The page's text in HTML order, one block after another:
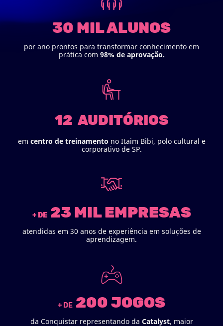
30 MIL ALUNOS
por ano prontos para transformar conhecimento em
prática com 98% de aprovação.
12 AUDITÓRIOS
em centro de treinamento no Itaim Bibi, polo cultural e
corporativo de SP.
+ DE23 MIL EMPRESAS
atendidas em 30 anos de experiência em soluções de
aprendizagem.
+ DE 200 JOGOS
da Conquistar representando da Catalyst, maior